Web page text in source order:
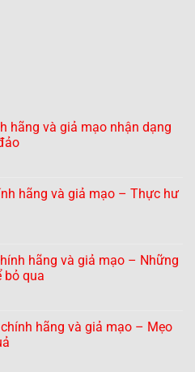
hãng và giả mạo nhận dạng
hãng và giả mạo – Thực hư
hãng và giả mạo – Những
bỏ qua
biệt
Hitclub
hãng và giả mạo – Mẹo